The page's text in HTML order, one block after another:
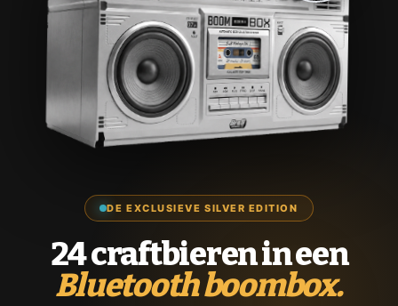
DE EXCLUSIEVE SILVER EDITION
24 craftbieren in een
Bluetooth boombox.